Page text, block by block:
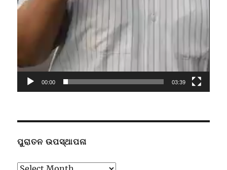
00:00 03:39
ପୁରାତନ ଉପସ୍ଥାପନା